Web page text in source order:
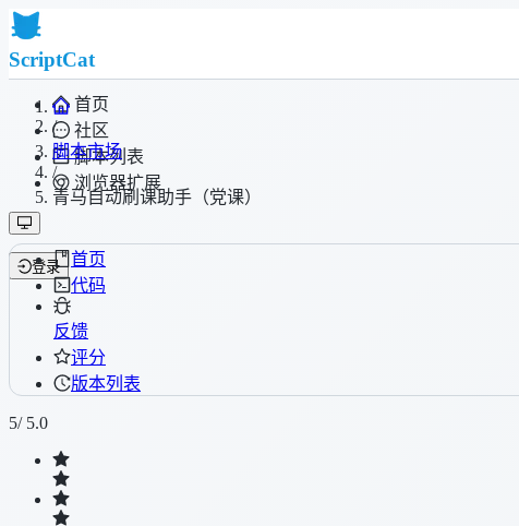
ScriptCat
首页
社区
脚本列表
浏览器扩展
登录
/
脚本市场
/
青马自动刷课助手（党课）
首页
代码
反馈
评分
版本列表
5/ 5.0